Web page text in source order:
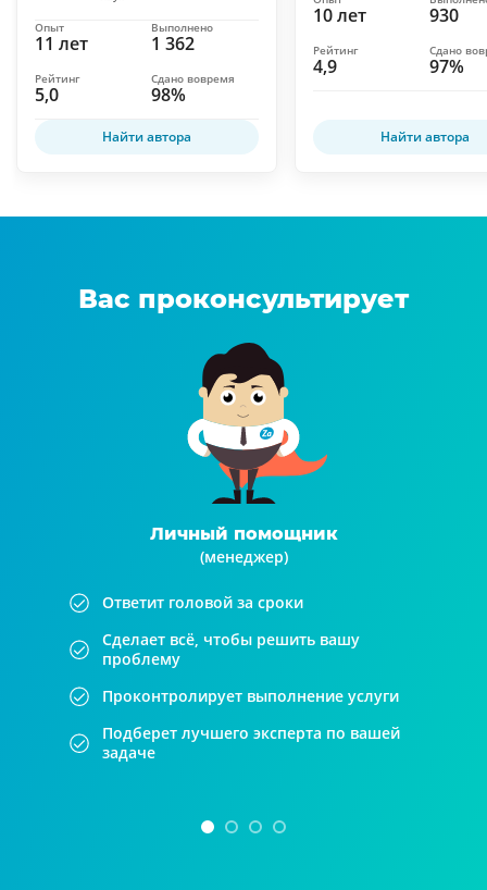
11 лет
Опыт
1 362
Выполнено
5,0
Рейтинг
98%
Сдано вовремя
Найти автора
10 лет 930
4,9
Рейтинг
97%
Сдано
Найти автора
Вас проконсультирует
Личный помощник
(менеджер)
Ответит головой за сроки
Сделает всё, чтобы решить вашу
проблему
Проконтролирует выполнение услуги
Подберет лучшего эксперта по вашей
задаче